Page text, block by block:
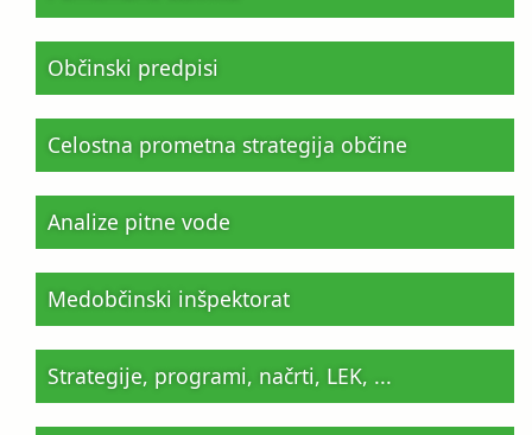
Občinski predpisi
Celostna prometna strategija občine
Analize pitne vode
Medobčinski inšpektorat
Strategije, programi, načrti, LEK, ...